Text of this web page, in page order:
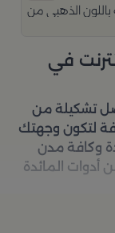
الذهبي من امارا
في
تشكيلة من
لتكون وجهتك
وكافة مدن
أدوات المائدة
في مكان